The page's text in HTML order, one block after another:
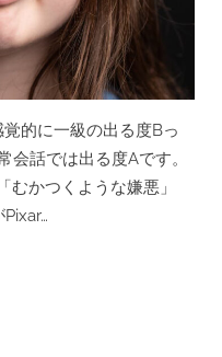
的に一級の出る度Bっ
会話では出る度Aです。
かつくような嫌悪」